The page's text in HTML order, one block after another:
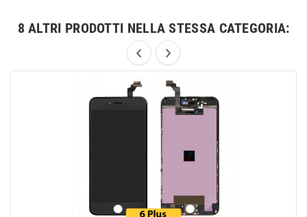
8 ALTRI PRODOTTI NELLA STESSA CATEGORIA: